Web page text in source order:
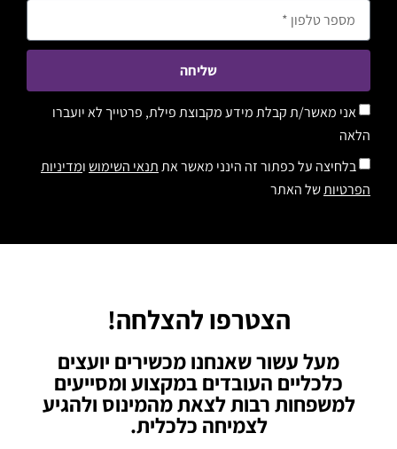
אני מאשר/ת קבלת מידע מקבוצת פילת, פרטייך לא יועברו
הלאה
בלחיצה על כפתור זה הינני מאשר אתתנאי השימושומדיניות
הפרטיותשל האתר
שליחה
הצטרפו להצלחה!
מעל עשור שאנחנו מכשירים יועצים
כלכליים העובדים במקצוע ומסייעים
למשפחות רבות לצאת מהמינוס ולהגיע
לצמיחה כלכלית.